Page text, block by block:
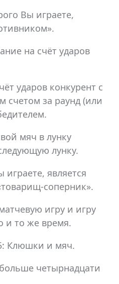
Вы играете,
на счёт ударов
ударов конкурент с
за раунд (или
мяч в лунку
лунку.
является
соперник».
игру и игру
и то же время.
Клюшки и мяч.
четырнадцати